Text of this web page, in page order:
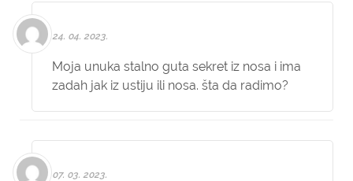
24. 04. 2023.
Moja unuka stalno guta sekret iz nosa i ima
zadah jak iz ustiju ili nosa. šta da radimo?
07. 03. 2023.